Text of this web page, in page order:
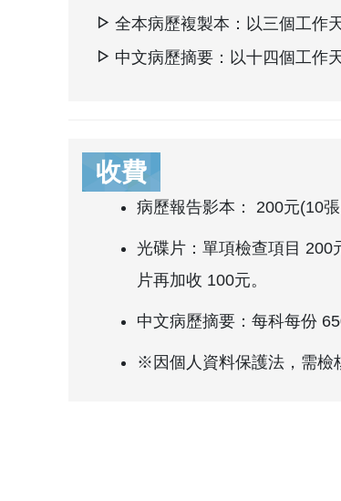
全本病歷複製本：以三個工作
中文病歷摘要：以十四個工作
收費
病歷報告影本： 200元(10
光碟片：單項檢查項目 200
片再加收 100元。
中文病歷摘要：每科每份
※因個人資料保護法，需檢